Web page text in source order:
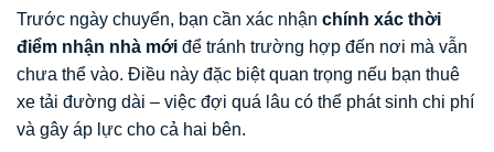
Trước ngày chuyển, bạn cần xác nhận chính xác thời
điểm nhận nhà mới để tránh trường hợp đến nơi mà vẫn
chưa thể vào. Điều này đặc biệt quan trọng nếu bạn thuê
xe tải đường dài – việc đợi quá lâu có thể phát sinh chi phí
và gây áp lực cho cả hai bên.